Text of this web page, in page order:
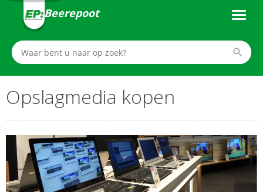
Beerepoot
Opslagmedia kopen